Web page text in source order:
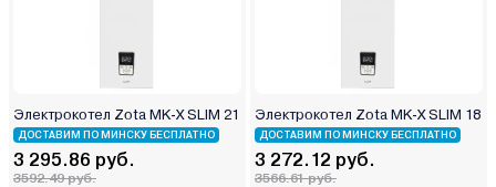
Электрокотел Zota MK-X SLIM 21
ДОСТАВИМ ПО МИНСКУ БЕСПЛАТНО
3 295.86 руб.
3592.49 руб.
Электрокотел Zota MK-X SLIM 18
ДОСТАВИМ ПО МИНСКУ БЕСПЛАТНО
3 272.12 руб.
3566.61 руб.